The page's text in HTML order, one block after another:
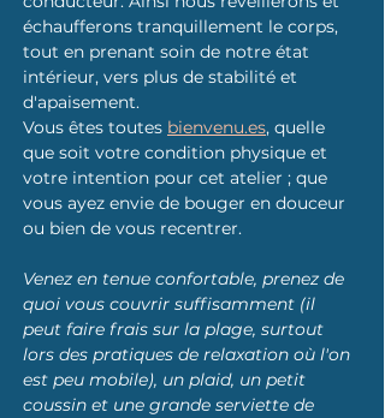
échaufferons tranquillement le corps,
tout en prenant soin de notre état
intérieur, vers plus de stabilité et
d'apaisement.
Vous êtes toutes bienvenu.es, quelle
que soit votre condition physique et
votre intention pour cet atelier ; que
vous ayez envie de bouger en douceur
ou bien de vous recentrer.
Venez en tenue confortable, prenez de
quoi vous couvrir suffisamment (il
peut faire frais sur la plage, surtout
lors des pratiques de relaxation où l'on
est peu mobile), un plaid, un petit
coussin et une grande serviette de